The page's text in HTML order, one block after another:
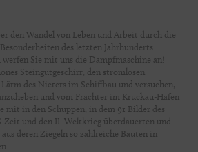
den Wandel von Leben und Arbeit durch die
des letzten Jahrhunderts.
Sie mit uns die Dampfmaschine an!
Steingutgeschirr, den stromlosen
des Nieters im Schiffbau und versuchen,
und vom Frachter im Krückau-Hafen
mit in den Schuppen, in dem 91 Bilder des
Zeit und den II. Weltkrieg überdauerten und
deren Ziegeln so zahlreiche Bauten in